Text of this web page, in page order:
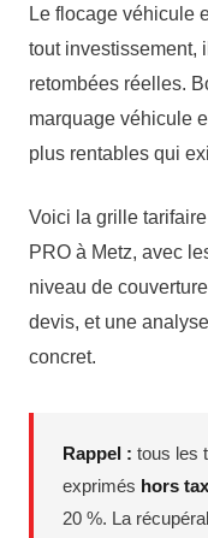
Le flocage véhicule
tout investissement,
retombées réelles.
marquage véhicule
plus rentables qui
Voici la grille
PRO à Metz, avec
niveau de
devis, et une
concret.
Rappel : tous les
exprimés hors
20 %. La